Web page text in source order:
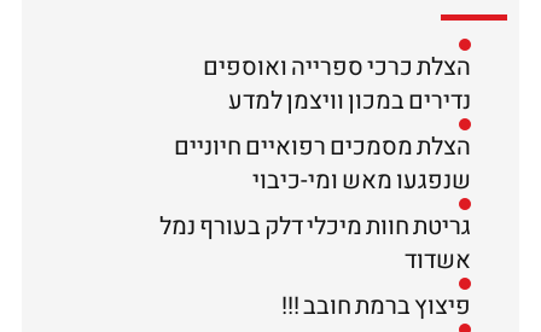
הצלת כרכי ספרייה ואוספים
נדירים במכון וויצמן למדע
הצלת מסמכים רפואיים חיוניים
שנפגעו מאש ומי-כיבוי
גריטת חוות מיכלי דלק בעורף נמל
אשדוד
פיצוץ ברמת חובב !!!